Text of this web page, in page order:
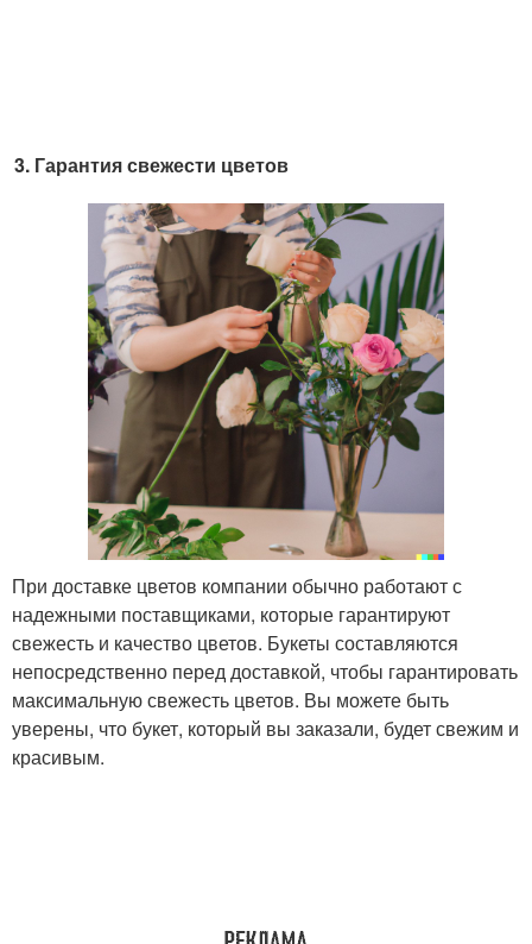
Гарантия свежести цветов
При доставке цветов компании обычно работают с
надежными поставщиками, которые гарантируют
свежесть и качество цветов. Букеты составляются
непосредственно перед доставкой, чтобы гарантировать
максимальную свежесть цветов. Вы можете быть
уверены, что букет, который вы заказали, будет свежим и
красивым.